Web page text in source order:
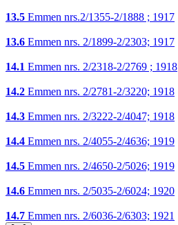
13.5 Emmen nrs.2/1355-2/1888 ; 1917
13.6 Emmen nrs. 2/1899-2/2303; 1917
14.1 Emmen nrs. 2/2318-2/2769 ; 1918
14.2 Emmen nrs. 2/2781-2/3220; 1918
14.3 Emmen nrs. 2/3222-2/4047; 1918
14.4 Emmen nrs. 2/4055-2/4636; 1919
14.5 Emmen nrs. 2/4650-2/5026; 1919
14.6 Emmen nrs. 2/5035-2/6024; 1920
14.7 Emmen nrs. 2/6036-2/6303; 1921